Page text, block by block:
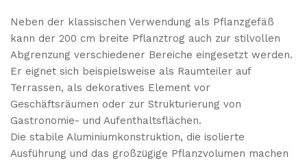
Neben der klassischen Verwendung als Pflanzgefäß
kann der 200 cm breite Pflanztrog auch zur stilvollen
Abgrenzung verschiedener Bereiche eingesetzt werden.
Er eignet sich beispielsweise als Raumteiler auf
Terrassen, als dekoratives Element vor
Geschäftsräumen oder zur Strukturierung von
Gastronomie- und Aufenthaltsflächen.
Die stabile Aluminiumkonstruktion, die isolierte
Ausführung und das großzügige Pflanzvolumen machen